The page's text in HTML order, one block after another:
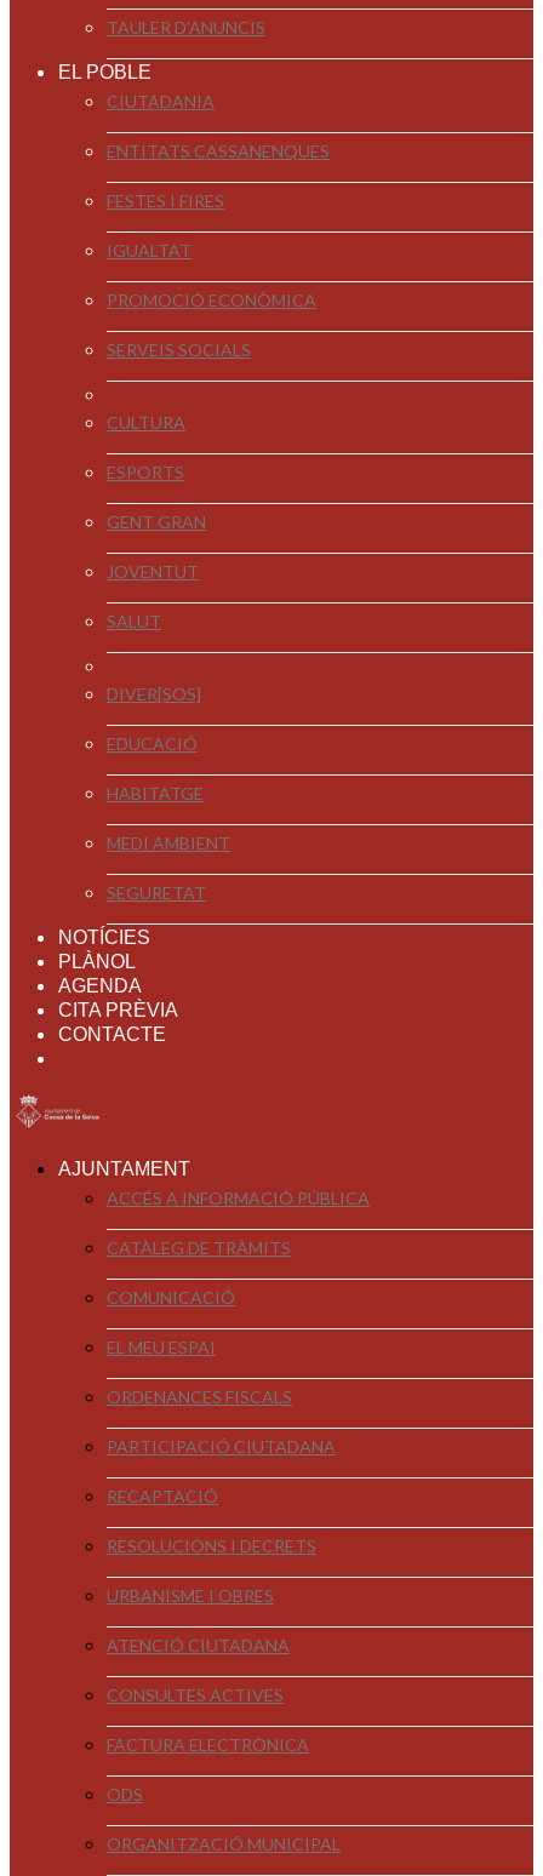
TAULER D'ANUNCIS
EL POBLE
CIUTADANIA
ENTITATS CASSANENQUES
FESTES I FIRES
IGUALTAT
PROMOCIÓ ECONÒMICA
SERVEIS SOCIALS
CULTURA
ESPORTS
GENT GRAN
JOVENTUT
SALUT
DIVER[SOS]
EDUCACIÓ
HABITATGE
MEDI AMBIENT
SEGURETAT
NOTÍCIES
PLÀNOL
AGENDA
CITA PRÈVIA
CONTACTE
AJUNTAMENT
ACCÉS A INFORMACIÓ PÚBLICA
CATÀLEG DE TRÀMITS
COMUNICACIÓ
EL MEU ESPAI
ORDENANCES FISCALS
PARTICIPACIÓ CIUTADANA
RECAPTACIÓ
RESOLUCIONS I DECRETS
URBANISME I OBRES
ATENCIÓ CIUTADANA
CONSULTES ACTIVES
FACTURA ELECTRÒNICA
ODS
ORGANITZACIÓ MUNICIPAL